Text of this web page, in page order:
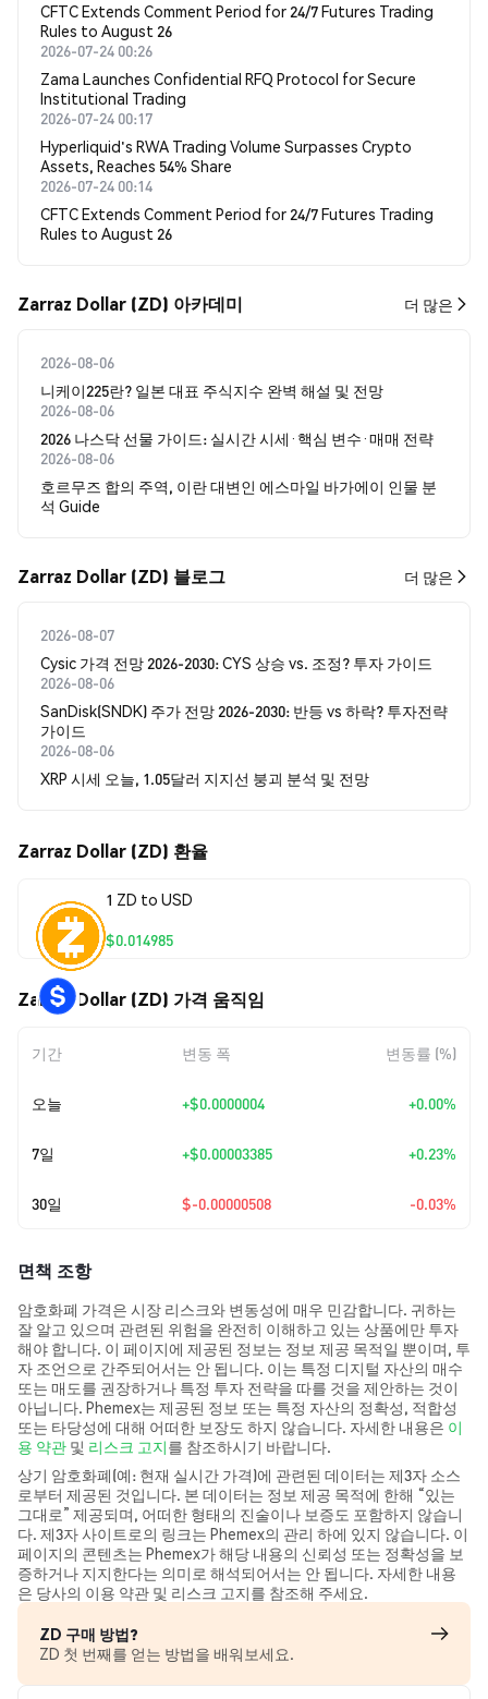
CFTC Extends Comment Period for 24/7 Futures Trading
Rules to August 26
2026-07-24 00:26
Zama Launches Confidential RFQ Protocol for Secure
Institutional Trading
2026-07-24 00:17
Hyperliquid's RWA Trading Volume Surpasses Crypto
Assets, Reaches 54% Share
2026-07-24 00:14
CFTC Extends Comment Period for 24/7 Futures Trading
Rules to August 26
Zarraz Dollar (ZD) 아카데미 더 많은
2026-08-06
니케이225란? 일본 대표 주식지수 완벽 해설 및 전망
2026-08-06
2026 나스닥 선물 가이드: 실시간 시세·핵심 변수·매매 전략
2026-08-06
호르무즈 합의 주역, 이란 대변인 에스마일 바가에이 인물 분
석 Guide
Zarraz Dollar (ZD) 블로그 더 많은
2026-08-07
Cysic 가격 전망 2026-2030: CYS 상승 vs. 조정? 투자 가이드
2026-08-06
SanDisk(SNDK) 주가 전망 2026-2030: 반등 vs 하락? 투자전략
가이드
2026-08-06
XRP 시세 오늘, 1.05달러 지지선 붕괴 분석 및 전망
Zarraz Dollar (ZD) 환율
1 ZD to USD
$0.014985
Zarraz Dollar (ZD) 가격 움직임
기간 변동 폭 변동률 (%)
오늘 +$0.0000004 +0.00%
7일 +$0.00003385 +0.23%
30일 $-0.00000508 -0.03%
면책 조항
암호화폐 가격은 시장 리스크와 변동성에 매우 민감합니다. 귀하는
잘 알고 있으며 관련된 위험을 완전히 이해하고 있는 상품에만 투자
해야 합니다. 이 페이지에 제공된 정보는 정보 제공 목적일 뿐이며, 투
자 조언으로 간주되어서는 안 됩니다. 이는 특정 디지털 자산의 매수
또는 매도를 권장하거나 특정 투자 전략을 따를 것을 제안하는 것이
아닙니다. Phemex는 제공된 정보 또는 특정 자산의 정확성, 적합성
또는 타당성에 대해 어떠한 보장도 하지 않습니다. 자세한 내용은 이
용 약관 및 리스크 고지를 참조하시기 바랍니다.
상기 암호화폐(예: 현재 실시간 가격)에 관련된 데이터는 제3자 소스
로부터 제공된 것입니다. 본 데이터는 정보 제공 목적에 한해 “있는
그대로” 제공되며, 어떠한 형태의 진술이나 보증도 포함하지 않습니
다. 제3자 사이트로의 링크는 Phemex의 관리 하에 있지 않습니다. 이
페이지의 콘텐츠는 Phemex가 해당 내용의 신뢰성 또는 정확성을 보
증하거나 지지한다는 의미로 해석되어서는 안 됩니다. 자세한 내용
은 당사의 이용 약관 및 리스크 고지를 참조해 주세요.
ZD 구매 방법?
ZD 첫 번째를 얻는 방법을 배워보세요.